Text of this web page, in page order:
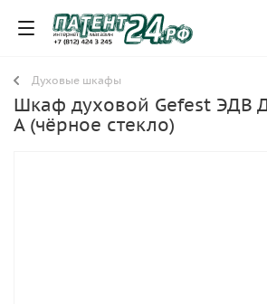
Духовые шкафы
Шкаф духовой Gefest ЭДВ
A (чёрное стекло)